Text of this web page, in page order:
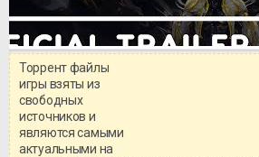
Торрент файлы
игры взяты из
свободных
источников и
являются самыми
актуальными на